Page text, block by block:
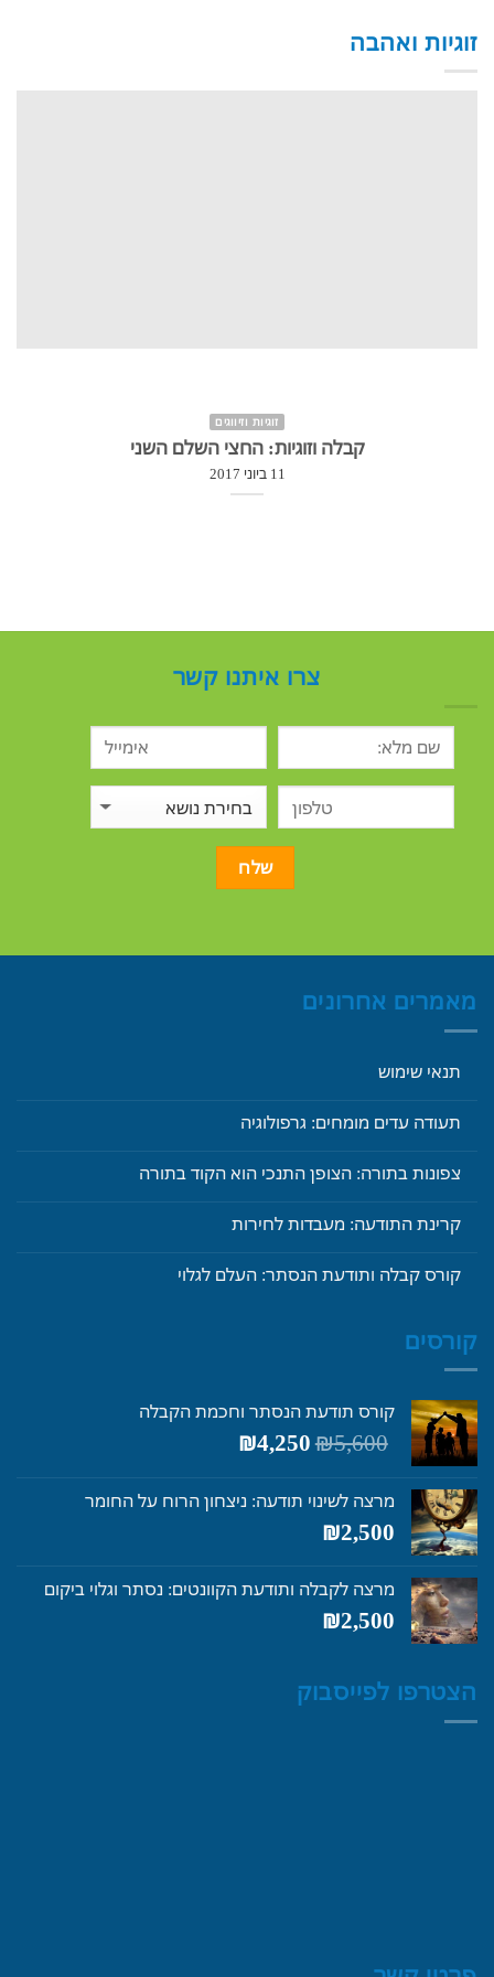
זוגיות ואהבה
זוגיות וזיווגים
קבלה וזוגיות: החצי השלם השני
11 ביוני 2017
צרו איתנו קשר
מאמרים אחרונים
תנאי שימוש
תעודה עדים מומחים: גרפולוגיה
צפונות בתורה: הצופן התנכי הוא הקוד בתורה
קרינת התודעה: מעבדות לחירות
קורס קבלה ותודעת הנסתר: העלם לגלוי
קורסים
קורס תודעת הנסתר וחכמת הקבלה
₪5,600
המחיר
המקורי
₪5,600.
₪4,250
₪4,250.
מרצה לשינוי תודעה: ניצחון הרוח על החומר
₪2,500
מרצה לקבלה ותודעת הקוונטים: נסתר וגלוי ביקום
₪2,500
הצטרפו לפייסבוק